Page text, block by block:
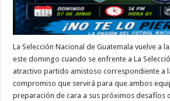
La Selección Nacional de Guatemala vuelve a
este domingo cuando se enfrente a La
atractivo partido amistoso correspondiente a
compromiso que servirá para que ambos
preparación de cara a sus próximos desafíos